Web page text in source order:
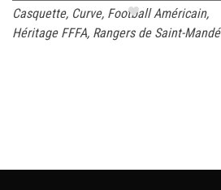
Casquette, Curve, Football Américain,
Héritage FFFA, Rangers de Saint-Mandé